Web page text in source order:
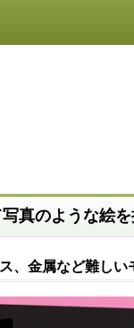
真のような絵
、金属など難しい